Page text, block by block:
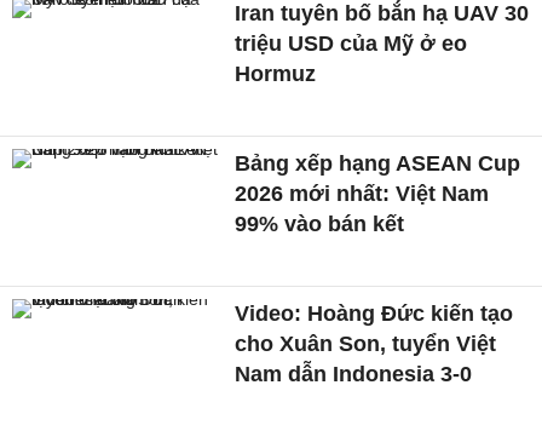
Iran tuyên bố bắn hạ UAV 30
triệu USD của Mỹ ở eo
Hormuz
Bảng xếp hạng ASEAN Cup
2026 mới nhất: Việt Nam
99% vào bán kết
Video: Hoàng Đức kiến tạo
cho Xuân Son, tuyển Việt
Nam dẫn Indonesia 3-0